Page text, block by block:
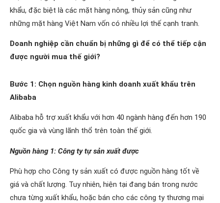
khẩu, đặc biệt là các mặt hàng nông, thủy sản cũng như
những mặt hàng Việt Nam vốn có nhiều lợi thế cạnh tranh.
Doanh nghiệp cần chuẩn bị những gì để có thể tiếp cận
được người mua thế giới?
Bước 1: Chọn nguồn hàng kinh doanh xuất khẩu trên
Alibaba
Alibaba hỗ trợ xuất khẩu với hơn 40 ngành hàng đến hơn 190
quốc gia và vùng lãnh thổ trên toàn thế giới.
Nguồn hàng 1: Công ty tự sản xuất được
Phù hợp cho Công ty sản xuất có được nguồn hàng tốt về
giá và chất lượng. Tuy nhiên, hiện tại đang bán trong nước
chưa từng xuất khẩu, hoặc bán cho các công ty thương mại